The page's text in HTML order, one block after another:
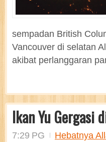
sempadan British
Vancouver di selatan
akibat perlanggaran
Ikan Yu Gergasi
7:29 PG Hebatnya